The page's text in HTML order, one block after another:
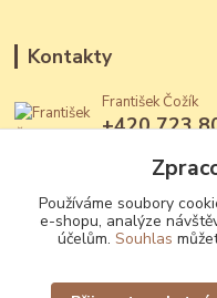
Kontakty
František Čožík
+420 723
Používáme soubory
e-shopu, analýze
účelům. Souhlas